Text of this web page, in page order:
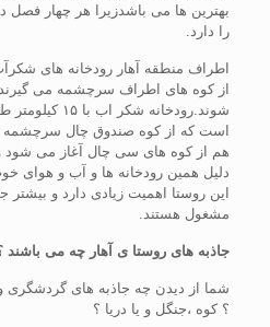
بهترین ها می باشدزیرا هر چهار
را دارد.
اطراف منطقه آهار رودخانه های
از کوه های اطراف سرچشمه می
شوند.رودخانه
است که از کوه صندوق چال سرچشمه
هم از کوه های سی چال آغاز می شود
دلیل همین رودخانه ها و آب و هوای
این روستا اهمیت زیادی دارد و
مشغول هستند.
جاذبه های روستا ی آهار چه می باشند
شما از دیدن چه جاذبه های گردشگری
؟ کوه ،جنگل و یا دریا ؟